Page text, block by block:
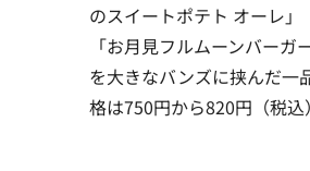
のスイートポテト オーレ」
「お月見フルムーンバー
を大きなバンズに挟んだ一
格は750円から820円（税込